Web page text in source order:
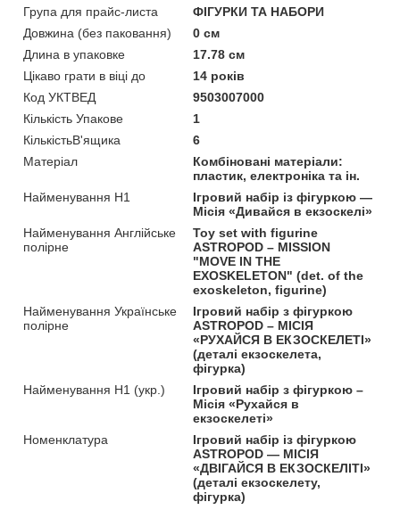
Група для прайс-листа
ФІГУРКИ ТА НАБОРИ
Довжина (без паковання)
0 см
Длина в упаковке
17.78 см
Цікаво грати в віці до
14 років
Код УКТВЕД
9503007000
Кількість Упакове
1
КількістьВ'ящика
6
Матеріал
Комбіновані матеріали:
пластик, електроніка та ін.
Найменування Н1
Ігровий набір із фігуркою —
Місія «Дивайся в екзоскелі»
Найменування Англійське
полірне
Toy set with figurine
ASTROPOD – MISSION
"MOVE IN THE
EXOSKELETON" (det. of the
exoskeleton, figurine)
Найменування Українське
полірне
Ігровий набір з фігуркою
ASTROPOD – МІСІЯ
«РУХАЙСЯ В ЕКЗОСКЕЛЕТІ»
(деталі екзоскелета,
фігурка)
Найменування Н1 (укр.)
Ігровий набір з фігуркою –
Місія «Рухайся в
екзоскелеті»
Номенклатура
Ігровий набір із фігуркою
ASTROPOD — МІСІЯ
«ДВІГАЙСЯ В ЕКЗОСКЕЛІТІ»
(деталі екзоскелету,
фігурка)